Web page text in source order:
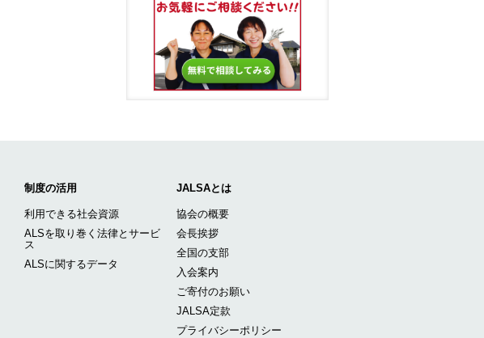
制度の活用
利用できる社会資源
ALSを取り巻く法律とサービ
ス
ALSに関するデータ
JALSAとは
協会の概要
会長挨拶
全国の支部
入会案内
ご寄付のお願い
JALSA定款
プライバシーポリシー